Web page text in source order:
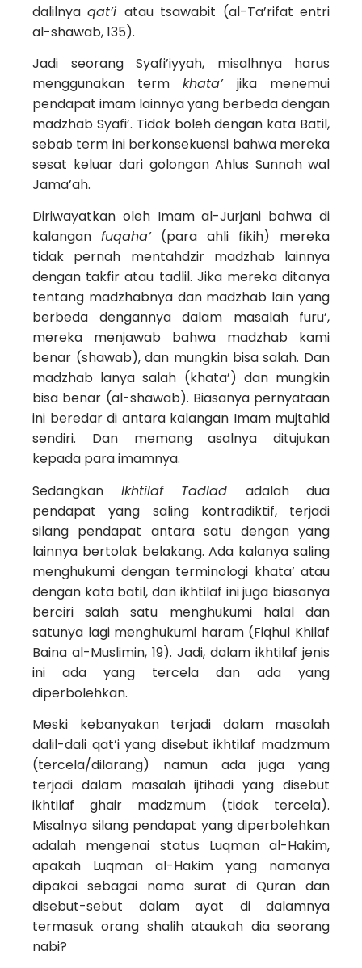
dalilnyaqat’i atau tsawabit (al-Ta’rifat entri
al-shawab, 135).
Jadi seorang Syafi’iyyah, misalhnya harus
menggunakan term khata’ jika menemui
pendapat imam lainnya yang berbeda dengan
madzhab Syafi’. Tidak boleh dengan kata Batil,
sebab term ini berkonsekuensi bahwa mereka
sesat keluar dari golongan Ahlus Sunnah wal
Jama’ah.
Diriwayatkan oleh Imam al-Jurjani bahwa di
kalangan fuqaha’(para ahli fikih) mereka
tidak pernah mentahdzir madzhab lainnya
dengan takfir atau tadlil. Jika mereka ditanya
tentang madzhabnya dan madzhab lain yang
berbeda dengannya dalam masalah furu’,
mereka menjawab bahwa madzhab kami
benar (shawab), dan mungkin bisa salah. Dan
madzhab lanya salah (khata’) dan mungkin
bisa benar (al-shawab). Biasanya pernyataan
ini beredar di antara kalangan Imam mujtahid
sendiri. Dan memang asalnya ditujukan
kepada para imamnya.
Sedangkan Ikhtilaf Tadlad adalah dua
pendapat yang saling kontradiktif, terjadi
silang pendapat antara satu dengan yang
lainnya bertolak belakang. Ada kalanya saling
menghukumi dengan terminologi khata’ atau
dengan kata batil, dan ikhtilaf ini juga biasanya
berciri salah satu menghukumi halal dan
satunya lagi menghukumi haram (Fiqhul Khilaf
Baina al-Muslimin, 19). Jadi, dalam ikhtilaf jenis
ini ada yang tercela dan ada yang
diperbolehkan.
Meski kebanyakan terjadi dalam masalah
dalil-dali qat’i yang disebut ikhtilaf madzmum
(tercela/dilarang) namun ada juga yang
terjadi dalam masalah ijtihadi yang disebut
ikhtilaf ghair madzmum (tidak tercela).
Misalnya silang pendapat yang diperbolehkan
adalah mengenai status Luqman al-Hakim,
apakah Luqman al-Hakim yang namanya
dipakai sebagai nama surat di Quran dan
disebut-sebut dalam ayat di dalamnya
termasuk orang shalih ataukah dia seorang
nabi?